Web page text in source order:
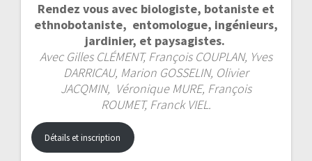
Rendez vous avec biologiste, botaniste et
ethnobotaniste, entomologue, ingénieurs,
jardinier, et paysagistes.
Avec Gilles CLÉMENT, François COUPLAN, Yves
DARRICAU, Marion GOSSELIN, Olivier
JACQMIN, Véronique MURE, François
ROUMET, Franck VIEL.
Détails et inscription